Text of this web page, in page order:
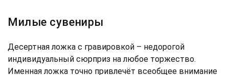
Милые сувениры
Десертная ложка с гравировкой – недорогой
индивидуальный сюрприз на любое торжество.
Именная ложка точно привлечёт всеобщее внимание